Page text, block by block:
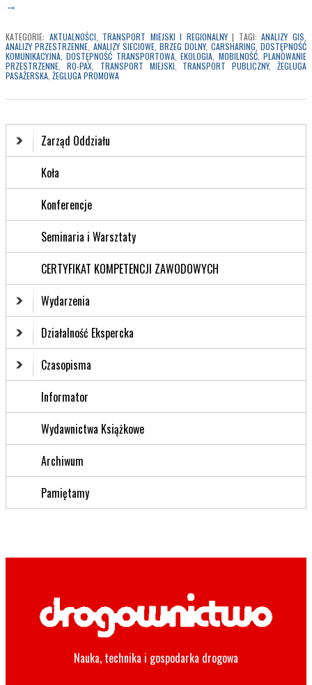
→
KATEGORIE: AKTUALNOŚCI TRANSPORT MIEJSKI I REGIONALNY | TAGI: ANALIZY GIS
ANALIZY PRZESTRZENNE ANALIZY SIECIOWE,BRZEG DOLNY, CARSHARING ,DOSTĘPNOŚĆ
KOMUNIKACYJNA ,DOSTĘPNOŚĆ TRANSPORTOWA,EKOLOGIA MOBILNOŚĆ,PLANOWANIE
PRZESTRZENNE
RO-PAX, TRANSPORT MIEJSKI TRANSPORT PUBLICZNY,ŻEGLUGA
PASAŻERSKA ŻEGLUGA PROMOWA
Zarząd Oddziału
Koła
Konferencje
Seminaria i Warsztaty
CERTYFIKAT KOMPETENCJI ZAWODOWYCH
Wydarzenia
Działalność Ekspercka
Czasopisma
Informator
Wydawnictwa Książkowe
Archiwum
Pamiętamy
Nauka, technika i gospodarka drogowa